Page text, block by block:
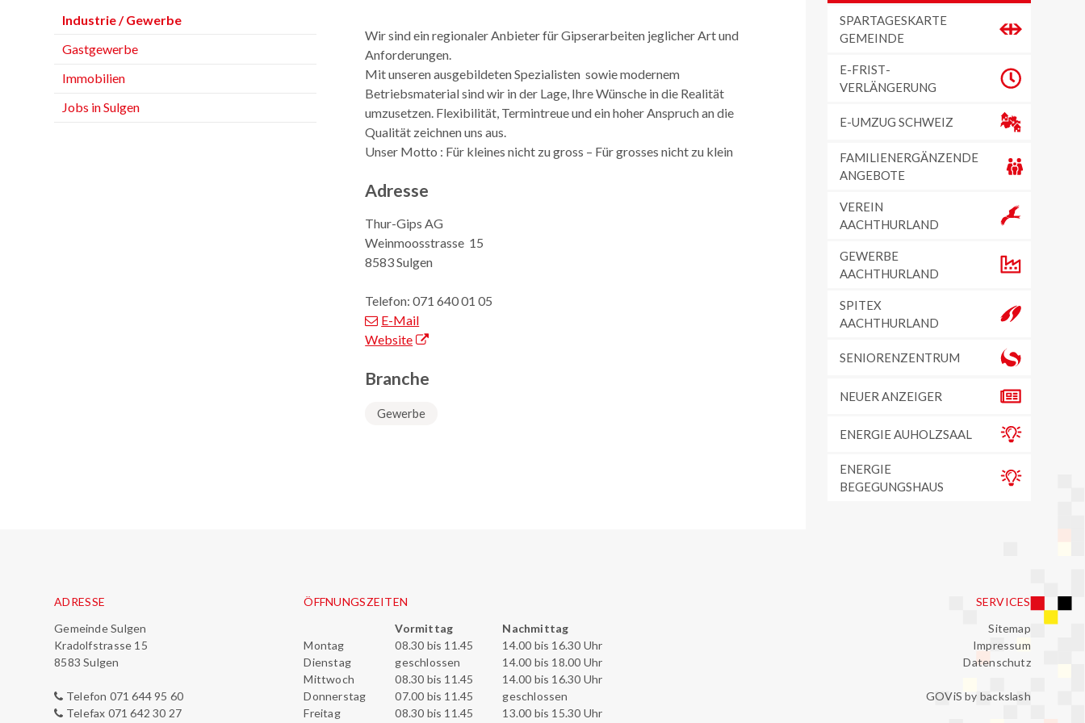
Wir sind ein regionaler Anbieter für Gipserarbeiten jeglicher Art und
Anforderungen.
Mit unseren ausgebildeten Spezialisten sowie modernem
Betriebsmaterial sind wir in der Lage, Ihre Wünsche in die Realität
umzusetzen. Flexibilität, Termintreue und ein hoher Anspruch an die
Qualität zeichnen uns aus.
Unser Motto : Für kleines nicht zu gross – Für grosses nicht zu klein
Adresse
Thur-Gips AG
Weinmoosstrasse 15
8583 Sulgen
Telefon:071 640 01 05
E-Mail
Website
Branche
Gewerbe
Industrie / Gewerbe
Gastgewerbe
Immobilien
Jobs in Sulgen
SPARTAGESKARTE
GEMEINDE
E-FRIST­
VERLÄNGERUNG
E-UMZUG SCHWEIZ
FAMILIENERGÄNZENDE
ANGEBOTE
VEREIN
AACHTHURLAND
GEWERBE
AACHTHURLAND
SPITEX
AACHTHURLAND
SENIORENZENTRUM
NEUER ANZEIGER
ENERGIE AUHOLZSAAL
ENERGIE
BEGEGUNGSHAUS
Footer
ADRESSE
Gemeinde Sulgen
Kradolfstrasse 15
8583 Sulgen
Telefon 071 644 95 60
Telefax 071 642 30 27
ÖFFNUNGSZEITEN
Vormittag
Nachmittag
Montag 08.30 bis 11.45
14.00 bis 16.30 Uhr
Dienstag geschlossen
14.00 bis 18.00 Uhr
Mittwoch 08.30 bis 11.45
14.00 bis 16.30 Uhr
Donnerstag 07.00 bis 11.45
geschlossen
Freitag 08.30 bis 11.45 13.00 bis 15.30 Uhr
SERVICES
Sitemap
Impressum
Datenschutz
GOViS by backslash